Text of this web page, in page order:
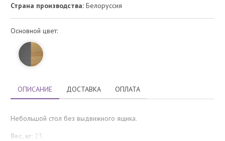
Страна производства: Белоруссия
Основной цвет:
ОПИСАНИЕ ДОСТАВКА ОПЛАТА
Небольшой стол без выдвижного ящика.
Вес, кг: 23